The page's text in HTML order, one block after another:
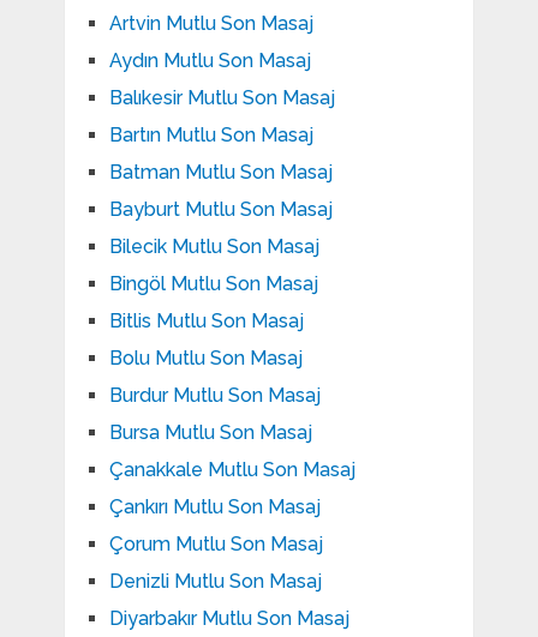
Artvin Mutlu Son Masaj
Aydın Mutlu Son Masaj
Balıkesir Mutlu Son Masaj
Bartın Mutlu Son Masaj
Batman Mutlu Son Masaj
Bayburt Mutlu Son Masaj
Bilecik Mutlu Son Masaj
Bingöl Mutlu Son Masaj
Bitlis Mutlu Son Masaj
Bolu Mutlu Son Masaj
Burdur Mutlu Son Masaj
Bursa Mutlu Son Masaj
Çanakkale Mutlu Son Masaj
Çankırı Mutlu Son Masaj
Çorum Mutlu Son Masaj
Denizli Mutlu Son Masaj
Diyarbakır Mutlu Son Masaj